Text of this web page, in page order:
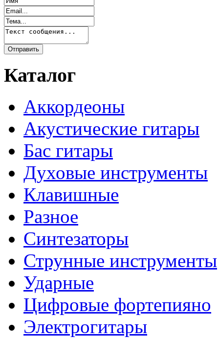
Каталог
Аккордеоны
Акустические гитары
Бас гитары
Духовые инструменты
Клавишные
Разное
Синтезаторы
Струнные инструменты
Ударные
Цифровые фортепияно
Электрогитары